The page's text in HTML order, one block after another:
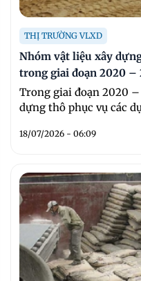
THỊ TRƯỜNG VLXD
Nhóm vật liệu xây
trong giai đoạn 2020 –
Trong giai đoạn 2020
dựng thô phục vụ các
18/07/2026 - 06:09